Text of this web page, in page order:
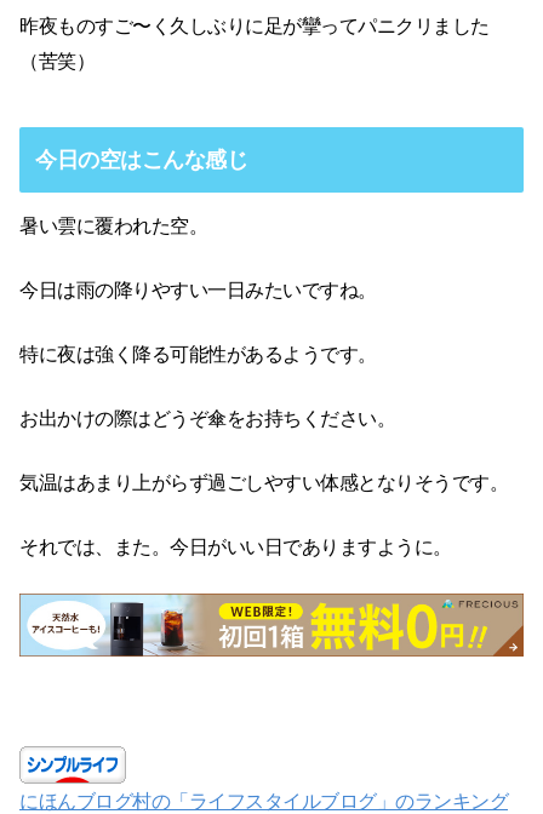
昨夜ものすご〜く久しぶりに足が攣ってパニクリました
（苦笑）
今日の空はこんな感じ
暑い雲に覆われた空。
今日は雨の降りやすい一日みたいですね。
特に夜は強く降る可能性があるようです。
お出かけの際はどうぞ傘をお持ちください。
気温はあまり上がらず過ごしやすい体感となりそうです。
それでは、また。今日がいい日でありますように。
にほんブログ村の「ライフスタイルブログ」のランキング